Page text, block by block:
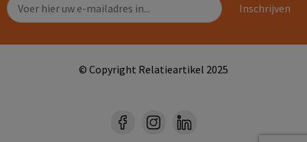
© Copyright Relatieartikel 2025